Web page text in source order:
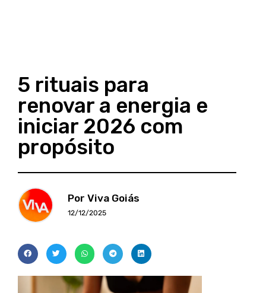
5 rituais para
renovar a energia e
iniciar 2026 com
propósito
Por Viva Goiás
12/12/2025